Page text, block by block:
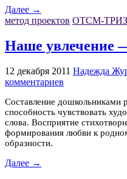
Далее →
метод проектов ОТСМ-ТРИЗ
Наше увлечение
12 декабря 2011 Надежда
комментариев
Составление дошкольниками
способность чувствовать
слова. Восприятие
формирования любви к
образности.
Далее →